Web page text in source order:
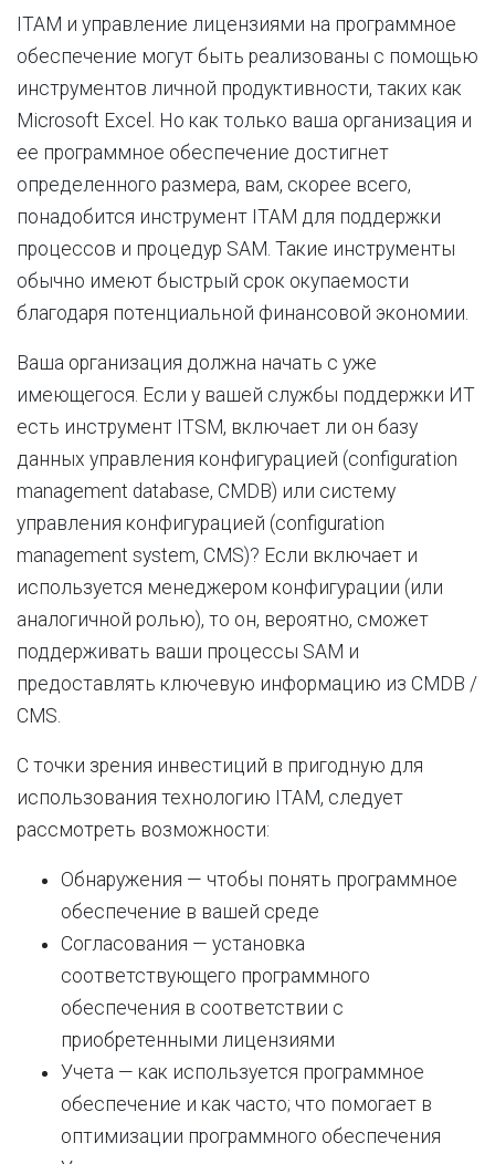
ITAM и управление лицензиями на программное
обеспечение могут быть реализованы с помощью
инструментов личной продуктивности, таких как
Microsoft Excel. Но как только ваша организация и
ее программное обеспечение достигнет
определенного размера, вам, скорее всего,
понадобится инструмент ITAM для поддержки
процессов и процедур SAM. Такие инструменты
обычно имеют быстрый срок окупаемости
благодаря потенциальной финансовой экономии.
Ваша организация должна начать с уже
имеющегося. Если у вашей службы поддержки ИТ
есть инструмент ITSM, включает ли он базу
данных управления конфигурацией (configuration
management database, CMDB) или систему
управления конфигурацией (configuration
management system, CMS)? Если включает и
используется менеджером конфигурации (или
аналогичной ролью), то он, вероятно, сможет
поддерживать ваши процессы SAM и
предоставлять ключевую информацию из CMDB /
CMS.
С точки зрения инвестиций в пригодную для
использования технологию ITAM, следует
рассмотреть возможности:
Обнаружения — чтобы понять программное
обеспечение в вашей среде
Согласования — установка
соответствующего программного
обеспечения в соответствии с
приобретенными лицензиями
Учета — как используется программное
обеспечение и как часто; что помогает в
оптимизации программного обеспечения